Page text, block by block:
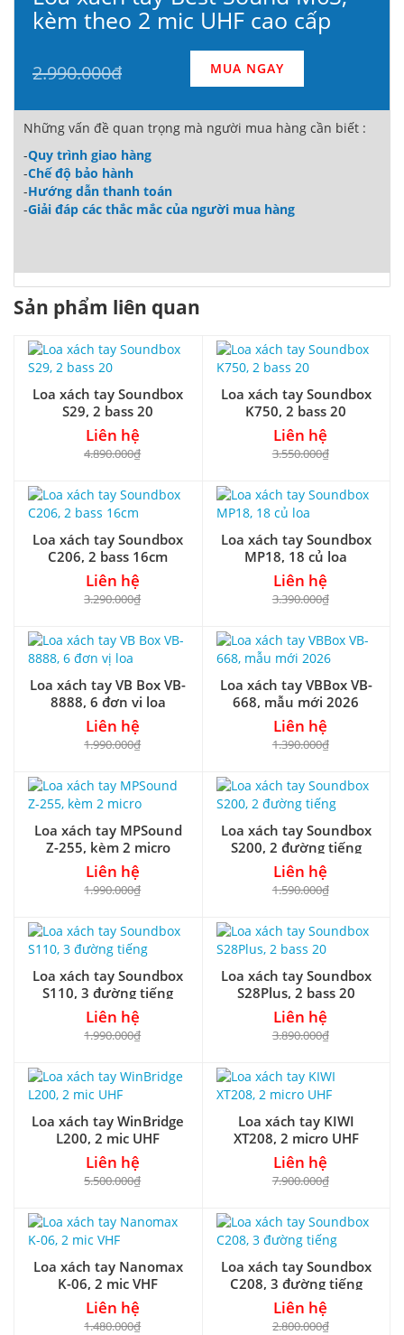
kèm theo 2 mic UHF cao cấp
2.990.000đ MUA NGAY
Những vấn đề quan trọng mà người mua hàng cần biết :
-Quy trình giao hàng
-Chế độ bảo hành
-Hướng dẫn thanh toán
-Giải đáp các thắc mắc của người mua hàng
Sản phẩm liên quan
Loa xách tay Soundbox
S29, 2 bass 20
Liên hệ
4.890.000₫
Loa xách tay Soundbox
K750, 2 bass 20
Liên hệ
3.550.000₫
Loa xách tay Soundbox
C206, 2 bass 16cm
Liên hệ
3.290.000₫
Loa xách tay Soundbox
MP18, 18 củ loa
Liên hệ
3.390.000₫
Loa xách tay VB Box VB-
8888, 6 đơn vị loa
Liên hệ
1.990.000₫
Loa xách tay VBBox VB-
668, mẫu mới 2026
Liên hệ
1.390.000₫
Loa xách tay MPSound
Z-255, kèm 2 micro
Liên hệ
1.990.000₫
Loa xách tay Soundbox
S200, 2 đường tiếng
Liên hệ
1.590.000₫
Loa xách tay Soundbox
S110, 3 đường tiếng
Liên hệ
1.990.000₫
Loa xách tay Soundbox
S28Plus, 2 bass 20
Liên hệ
3.890.000₫
Loa xách tay WinBridge
L200, 2 mic UHF
Liên hệ
5.500.000₫
Loa xách tay KIWI
XT208, 2 micro UHF
Liên hệ
7.900.000₫
Loa xách tay Nanomax
K-06, 2 mic VHF
Liên hệ
1.480.000₫
Loa xách tay Soundbox
C208, 3 đường tiếng
Liên hệ
2.800.000₫